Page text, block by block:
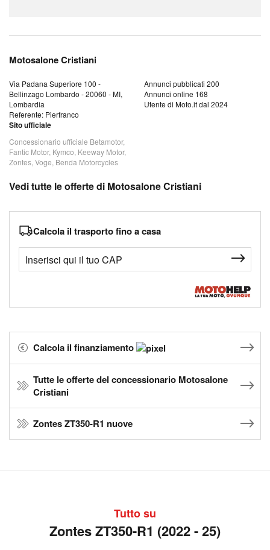
Motosalone Cristiani
Via Padana Superiore 100 -
Bellinzago Lombardo - 20060 - MI,
Lombardia
Referente: Pierfranco
Sito ufficiale
Concessionario ufficiale Betamotor,
Fantic Motor, Kymco, Keeway Motor,
Zontes, Voge, Benda Motorcycles
Annunci pubblicati 200
Annunci online 168
Utente di Moto.it dal 2024
Vedi tutte le offerte di Motosalone Cristiani
Calcola il trasporto fino a casa
Calcola il finanziamento
Tutte le offerte del concessionario Motosalone
Cristiani
Zontes ZT350-R1 nuove
Tutto su
Zontes ZT350-R1 (2022 - 25)